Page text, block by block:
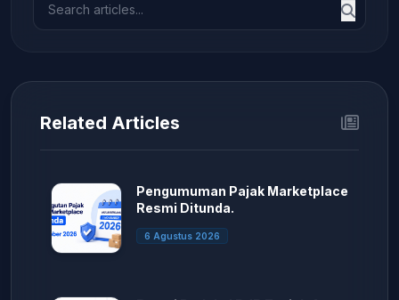
Related Articles
Pengumuman Pajak Marketplace
Resmi Ditunda.
6 Agustus 2026